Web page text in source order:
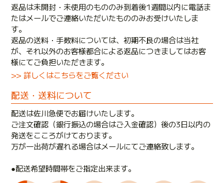
返品は未開封・未使用のもののみ到着後1週間以内に電話ま
たはメールでご連絡いただいたもののみお受けいたしま
す。
返品の送料・手数料については、初期不良の場合は当社
が、それ以外のお客様都合による返品につきましてはお客
様にてご負担いただきます。
>> 詳しくはこちらをご覧ください
配送・送料について
配送は佐川急便でお届けいたします。
ご注文確認（銀行振込の場合はご入金確認）後の3日以内の
発送をこころがけております。
万が一出荷が遅れる場合はメールにてご連絡致します。
●配送希望時間帯をご指定出来ます。